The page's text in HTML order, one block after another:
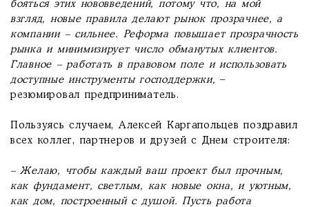
бояться этих нововведений, потому что, на мой
взгляд, новые правила делают рынок прозрачнее, а
компании – сильнее. Реформа повышает прозрачность
рынка и минимизирует число обманутых клиентов.
Главное – работать в правовом поле и использовать
доступные инструменты господдержки,–
резюмировал предприниматель.
Пользуясь случаем, Алексей Каргапольцев поздравил
всех коллег, партнеров и друзей с Днем строителя:
– Желаю, чтобы каждый вашпроект был прочным,
как фундамент, светлым, как новые окна, и уютным,
как дом, построенный с душой. Пусть работа